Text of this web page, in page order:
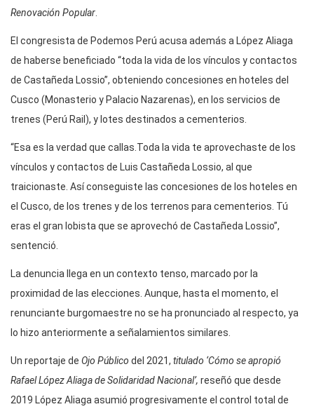
Renovación Popular.
El congresista de Podemos Perú acusa además a López Aliaga
de haberse beneficiado “toda la vida de los vínculos y contactos
de Castañeda Lossio”, obteniendo concesiones en hoteles del
Cusco (Monasterio y Palacio Nazarenas), en los servicios de
trenes (Perú Rail), y lotes destinados a cementerios.
“Esa es la verdad que callas.Toda la vida te aprovechaste de los
vínculos y contactos de Luis Castañeda Lossio, al que
traicionaste. Así conseguiste las concesiones de los hoteles en
el Cusco, de los trenes y de los terrenos para cementerios. Tú
eras el gran lobista que se aprovechó de Castañeda Lossio”,
sentenció.
La denuncia llega en un contexto tenso, marcado por la
proximidad de las elecciones. Aunque, hasta el momento, el
renunciante burgomaestre no se ha pronunciado al respecto, ya
lo hizo anteriormente a señalamientos similares.
Un reportaje de Ojo Público del 2021, titulado ‘Cómo se apropió
Rafael López Aliaga de Solidaridad Nacional’, reseñó que desde
2019 López Aliaga asumió progresivamente el control total de